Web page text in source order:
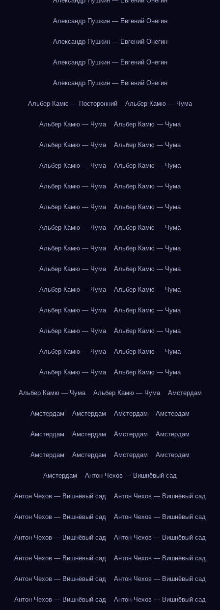
Александр Пушкин — Евгений Онегин
Александр Пушкин — Евгений Онегин
Александр Пушкин — Евгений Онегин
Александр Пушкин — Евгений Онегин
Альбер Камю — Посторонний Альбер Камю — Чума
Альбер Камю — Чума Альбер Камю — Чума
Альбер Камю — Чума Альбер Камю — Чума
Альбер Камю — Чума Альбер Камю — Чума
Альбер Камю — Чума Альбер Камю — Чума
Альбер Камю — Чума Альбер Камю — Чума
Альбер Камю — Чума Альбер Камю — Чума
Альбер Камю — Чума Альбер Камю — Чума
Альбер Камю — Чума Альбер Камю — Чума
Альбер Камю — Чума Альбер Камю — Чума
Альбер Камю — Чума Альбер Камю — Чума
Альбер Камю — Чума Альбер Камю — Чума
Альбер Камю — Чума Альбер Камю — Чума
Альбер Камю — Чума Альбер Камю — Чума
Альбер Камю — Чума Альбер Камю — Чума Амстердам
Амстердам Амстердам Амстердам Амстердам
Амстердам Амстердам Амстердам Амстердам
Амстердам Амстердам Амстердам Амстердам
Амстердам Антон Чехов — Вишнёвый сад
Антон Чехов — Вишнёвый сад Антон Чехов — Вишнёвый сад
Антон Чехов — Вишнёвый сад Антон Чехов — Вишнёвый сад
Антон Чехов — Вишнёвый сад Антон Чехов — Вишнёвый сад
Антон Чехов — Вишнёвый сад Антон Чехов — Вишнёвый сад
Антон Чехов — Вишнёвый сад Антон Чехов — Вишнёвый сад
Антон Чехов — Вишнёвый сад Антон Чехов — Вишнёвый сад